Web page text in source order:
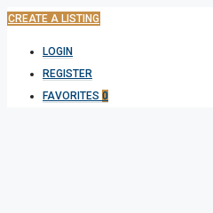
CREATE A LISTING
LOGIN
REGISTER
FAVORITES 0